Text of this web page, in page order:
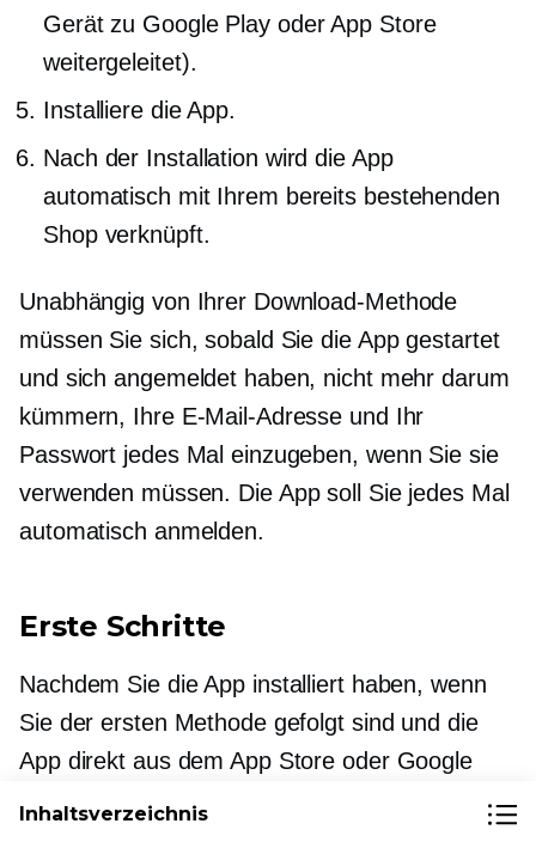
Gerät zu Google Play oder App Store
weitergeleitet).
Installiere die App.
Nach der Installation wird die App
automatisch mit Ihrem bereits bestehenden
Shop verknüpft.
Unabhängig von Ihrer Download-Methode
müssen Sie sich, sobald Sie die App gestartet
und sich angemeldet haben, nicht mehr darum
kümmern, Ihre E-Mail-Adresse und Ihr
Passwort jedes Mal einzugeben, wenn Sie sie
verwenden müssen. Die App soll Sie jedes Mal
automatisch anmelden.
Erste Schritte
Nachdem Sie die App installiert haben, wenn
Sie der ersten Methode gefolgt sind und die
App direkt aus dem App Store oder Google
Play heruntergeladen haben, werden Sie
Inhaltsverzeichnis